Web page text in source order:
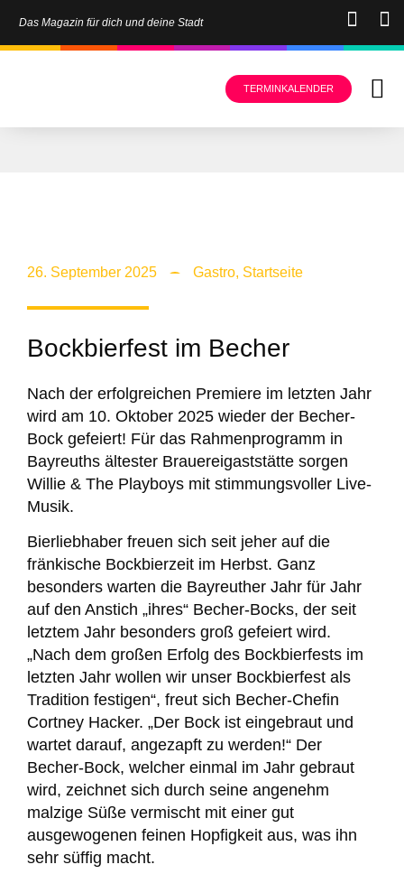
Das Magazin für dich und deine Stadt
TERMINKALENDER
26. September 2025 Gastro, Startseite
Bockbierfest im Becher
Nach der erfolgreichen Premiere im letzten Jahr
wird am 10. Oktober 2025 wieder der Becher-
Bock gefeiert! Für das Rahmenprogramm in
Bayreuths ältester Brauereigaststätte sorgen
Willie & The Playboys mit stimmungsvoller Live-
Musik.
Bierliebhaber freuen sich seit jeher auf die
fränkische Bockbierzeit im Herbst. Ganz
besonders warten die Bayreuther Jahr für Jahr
auf den Anstich „ihres“ Becher-Bocks, der seit
letztem Jahr besonders groß gefeiert wird.
„Nach dem großen Erfolg des Bockbierfests im
letzten Jahr wollen wir unser Bockbierfest als
Tradition festigen“, freut sich Becher-Chefin
Cortney Hacker. „Der Bock ist eingebraut und
wartet darauf, angezapft zu werden!“ Der
Becher-Bock, welcher einmal im Jahr gebraut
wird, zeichnet sich durch seine angenehm
malzige Süße vermischt mit einer gut
ausgewogenen feinen Hopfigkeit aus, was ihn
sehr süffig macht.